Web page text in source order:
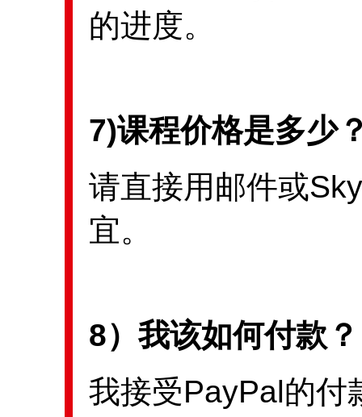
的进度。
7)课程价格是多少
请直接用邮件或
宜。
8）我该如何付款？
我接受PayPal的付